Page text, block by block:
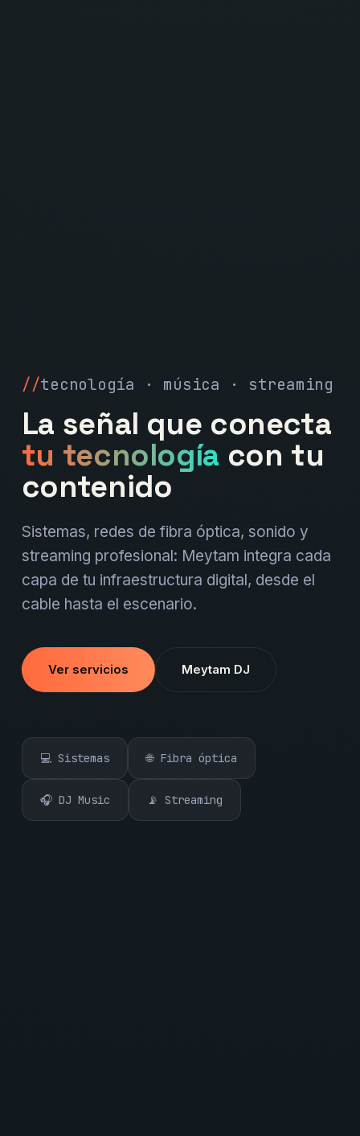
tecnología · música · streaming
La señal que conecta
tu tecnología con tu
contenido
Sistemas, redes de fibra óptica, sonido y
streaming profesional: Meytam integra cada
capa de tu infraestructura digital, desde el
cable hasta el escenario.
Ver servicios Meytam DJ
💻 Sistemas 🌐 Fibra óptica
🎧 DJ Music 📡 Streaming